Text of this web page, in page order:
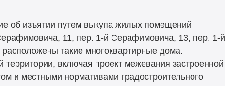
об изъятии путем выкупа жилых помещений
11, пер. 1-й Серафимовича, 13, пер. 1-й
такие многоквартирные дома.
территории, включая проект межевания застроенной
и местными нормативами градостроительного